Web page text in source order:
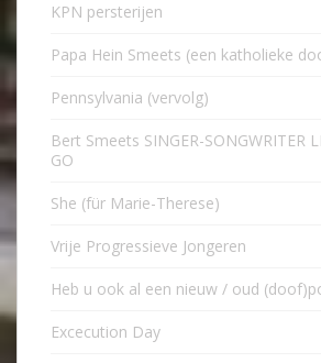
KPN persterijen
Papa Hein Smeets (een katholieke
Pennsylvania (vervolg)
Bert Smeets SINGER-SONGWRITER
GO
She (für Marie-Therese)
Vrije Progressieve Jongeren
Heb u ook al een nieuw / oud
Excecution Day